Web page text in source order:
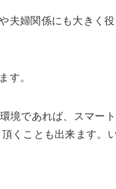
夫婦関係にも大きく役
す。
境であれば、スマート
くことも出来ます。